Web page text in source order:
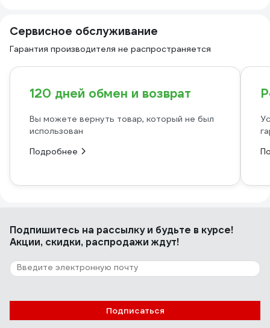
Сервисное обслуживание
Гарантия производителя не распространяется
120 дней обмен и возврат
Вы можете вернуть товар, который не был
использован
Подробнее
Подпишитесь на рассылкуи будьте в курсе!
Акции, скидки, распродажи ждут!
Подписаться